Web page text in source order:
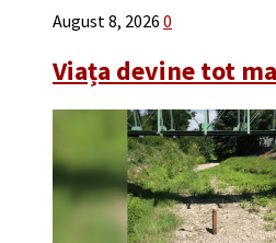
August 8, 2026 0
Viața devine tot